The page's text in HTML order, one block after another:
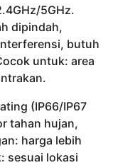
5GHz.
dipindah,
butuh
untuk: area
(IP66/IP67
tahan hujan,
harga lebih
sesuai lokasi